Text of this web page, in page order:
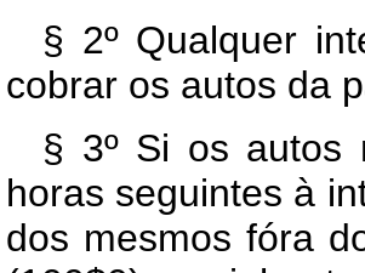
§ 2º Qualquer
cobrar os autos da
§ 3º Si os autos
horas seguintes à
dos mesmos fóra